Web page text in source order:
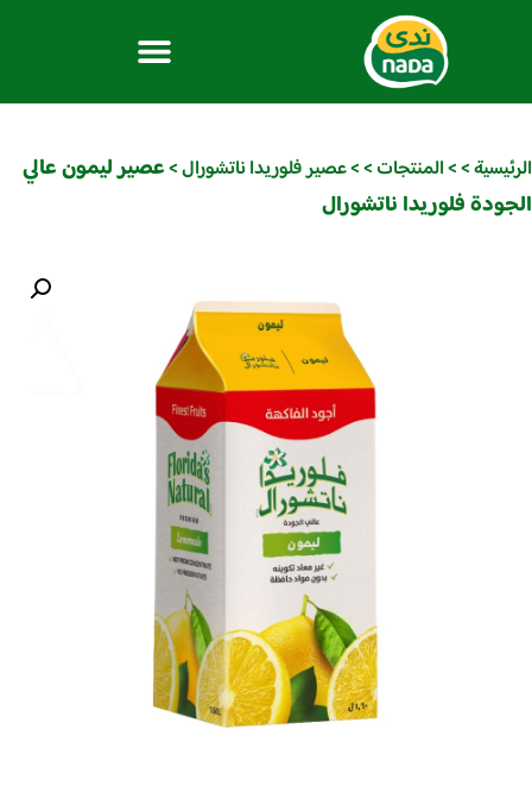
الرئيسية>
>المنتجات>
>عصير فلوريدا ناتشورال>عصير ليمون عالي
الجودة فلوريدا ناتشورال